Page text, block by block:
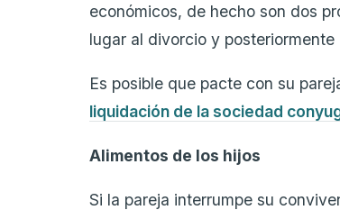
económicos, de hecho son dos
lugar al divorcio y
Es posible que pacte con su
liquidación de la sociedad
Alimentos de los hijos
Si la pareja interrumpe su